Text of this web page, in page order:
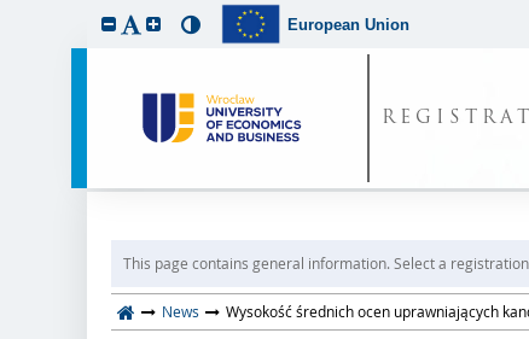
European Union
This page contains general information. Select a
News Wysokość średnich ocen uprawniających